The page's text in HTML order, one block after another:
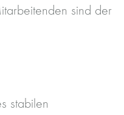
sind der
stabilen